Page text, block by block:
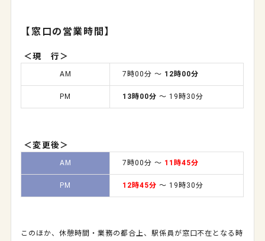
【窓口の営業時間】
＜現 行＞
AM 7時00分 ～ 12時00分
PM 13時00分 ～ 19時30分
＜変更後＞
AM 7時00分 ～ 11時45分
PM 12時45分 ～ 19時30分
このほか、休憩時間・業務の都合上、駅係員が窓口不在となる時